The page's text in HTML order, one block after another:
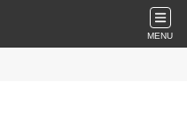
MENU